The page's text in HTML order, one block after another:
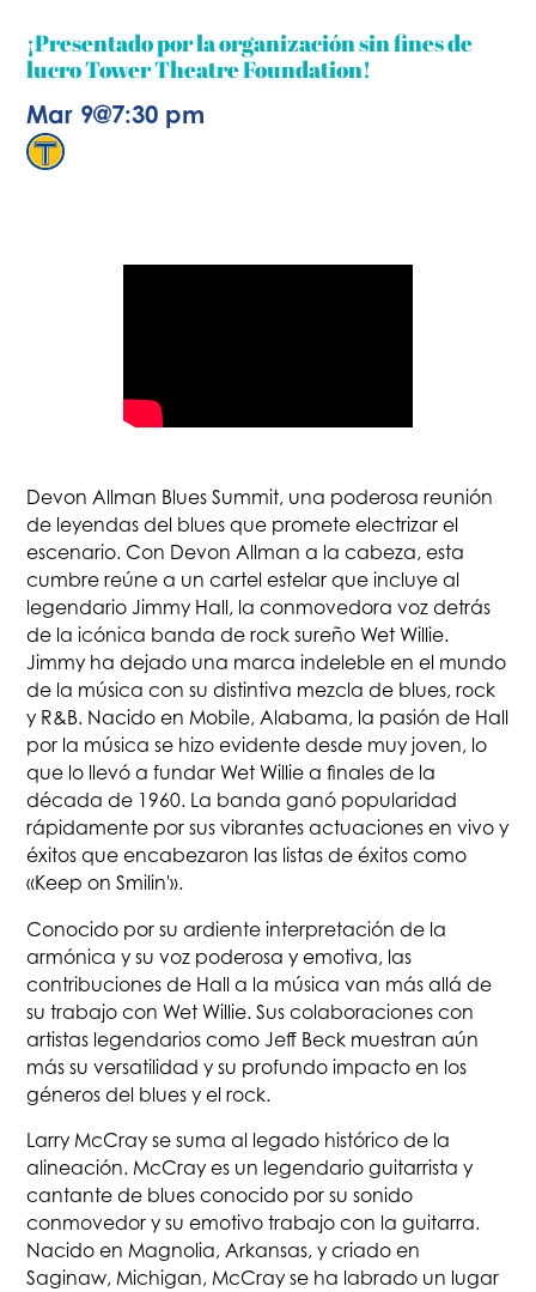
¡Presentado por la organización sin fines de
lucro Tower Theatre Foundation!
Mar 9@7:30 pm
Devon Allman Blues Summit, una poderosa reunión
de leyendas del blues que promete electrizar el
escenario. Con Devon Allman a la cabeza, esta
cumbre reúne a un cartel estelar que incluye al
legendario Jimmy Hall, la conmovedora voz detrás
de la icónica banda de rock sureño Wet Willie.
Jimmy ha dejado una marca indeleble en el mundo
de la música con su distintiva mezcla de blues, rock
y R&B. Nacido en Mobile, Alabama, la pasión de Hall
por la música se hizo evidente desde muy joven, lo
que lo llevó a fundar Wet Willie a finales de la
década de 1960. La banda ganó popularidad
rápidamente por sus vibrantes actuaciones en vivo y
éxitos que encabezaron las listas de éxitos como
«Keep on Smilin'».
Conocido por su ardiente interpretación de la
armónica y su voz poderosa y emotiva, las
contribuciones de Hall a la música van más allá de
su trabajo con Wet Willie. Sus colaboraciones con
artistas legendarios como Jeff Beck muestran aún
más su versatilidad y su profundo impacto en los
géneros del blues y el rock.
Larry McCray se suma al legado histórico de la
alineación. McCray es un legendario guitarrista y
cantante de blues conocido por su sonido
conmovedor y su emotivo trabajo con la guitarra.
Nacido en Magnolia, Arkansas, y criado en
Saginaw, Michigan, McCray se ha labrado un lugar